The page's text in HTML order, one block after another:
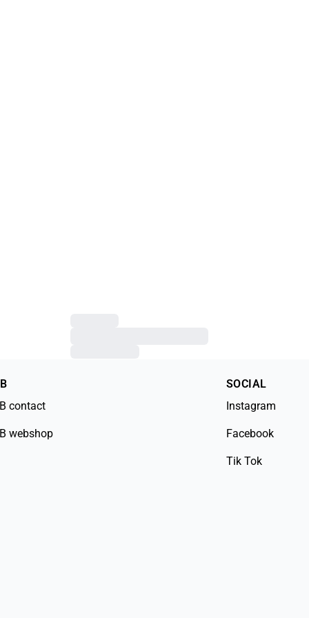
contact
webshop
SOCIAL
Instagram
Facebook
Tik Tok